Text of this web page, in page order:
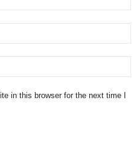
in this browser for the next time I